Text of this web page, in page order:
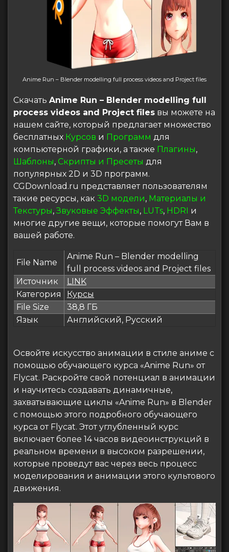
Anime Run – Blender modelling full process videos and Project files
Скачать Anime Run – Blender modelling full
process videos and Project files вы можете на
нашем сайте, который предлагает множество
бесплатных Курсов и Программ для
компьютерной графики, а также Плагины,
Шаблоны, Скрипты и Пресеты для
популярных 2D и 3D программ.
CGDownload.ru представляет пользователям
такие ресурсы, как 3D модели, Материалы и
Текстуры,Звуковые Эффекты, LUTs, HDRI и
многие другие вещи, которые помогут Вам в
вашей работе.
File Name
Anime Run – Blender modelling
full process videos and Project files
Источник
LINK
Категория
Курсы
File Size
38,8 ГБ
Язык
Английский, Русский
Освойте искусство анимации в стиле аниме с
помощью обучающего курса «Anime Run» от
Flycat. Раскройте свой потенциал в анимации
и научитесь создавать динамичные,
захватывающие циклы «Anime Run» в Blender
с помощью этого подробного обучающего
курса от Flycat. Этот углубленный курс
включает более 14 часов видеоинструкций в
реальном времени в высоком разрешении,
которые проведут вас через весь процесс
моделирования и анимации этого культового
движения.